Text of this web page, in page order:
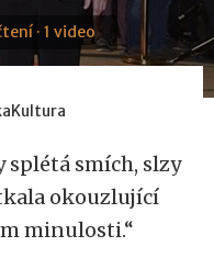
· 1 video
Kultura
splétá smích, slzy
okouzlující
minulosti.“